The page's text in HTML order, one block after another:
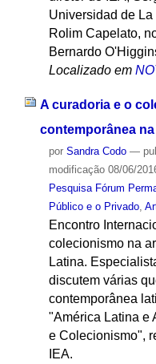
Universidad de
Rolim Capelato,
Bernardo
Localizado em
A curadoria e o
contemporânea
por Sandra Codo —
modificação08/06/
Pesquisa Fórum
Público e o Privado,
Encontro
colecionismo na
Latina.
discutem várias
contemporânea
"América Latina e
e Colecionismo",
IEA.